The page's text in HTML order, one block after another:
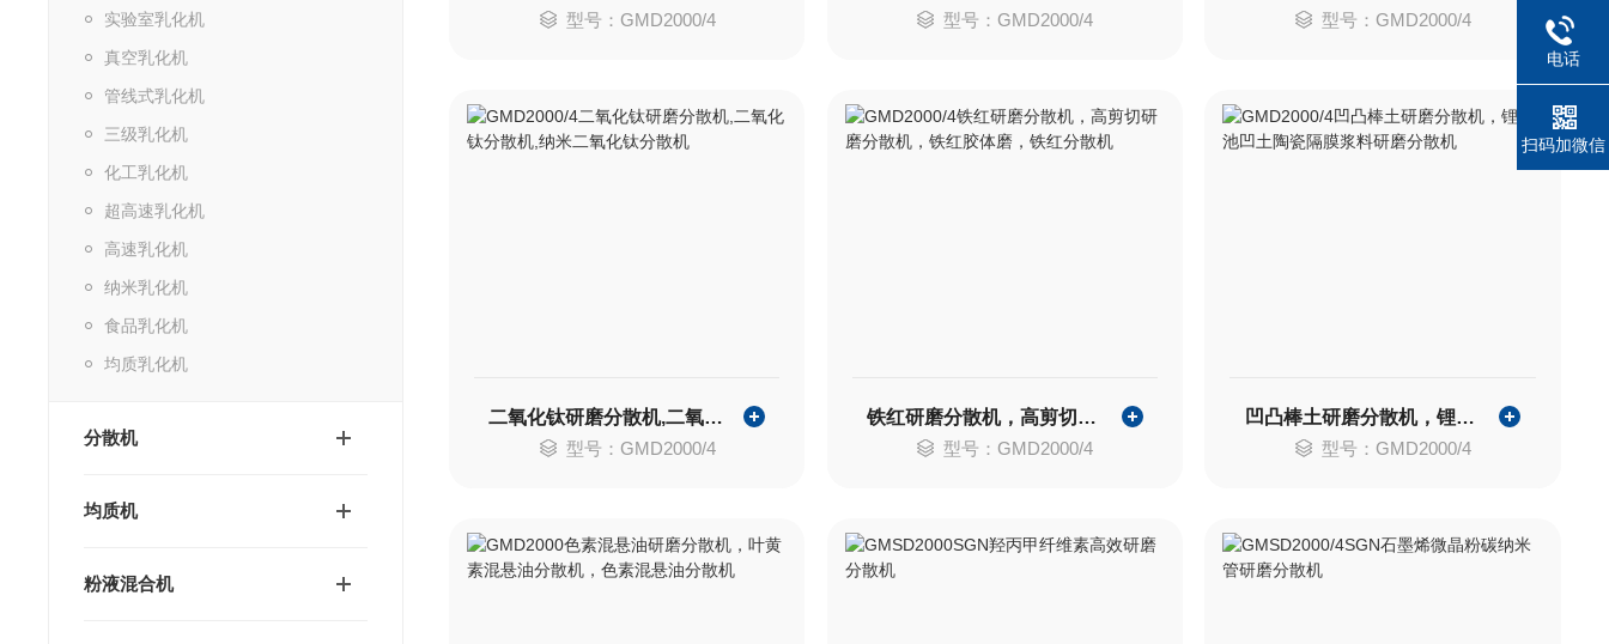
实验室乳化机
真空乳化机
管线式乳化机
三级乳化机
化工乳化机
超高速乳化机
高速乳化机
纳米乳化机
食品乳化机
均质乳化机
分散机
均质机
粉液混合机
型号：GMD2000/4
型号：GMD2000/4
型号：GMD2000/4
二氧化钛研磨分散机,二氧化钛分散机,纳米二氧化钛分散机
型号：GMD2000/4
铁红研磨分散机，高剪切研磨分散机，铁红胶体磨，铁红分散机
型号：GMD2000/4
凹凸棒土研磨分散机，锂电池凹土陶瓷隔膜浆料研磨分散机
型号：GMD2000/4
电话
扫码加微信